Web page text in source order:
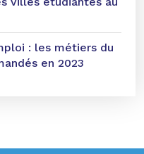
: les métiers du
en 2023